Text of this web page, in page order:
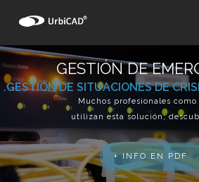
GESTIÓN DE
.GESTIÓN DE SITUACIONES DE
Muchos profesionales
utilizan esta solución;
+ INFO EN PDF